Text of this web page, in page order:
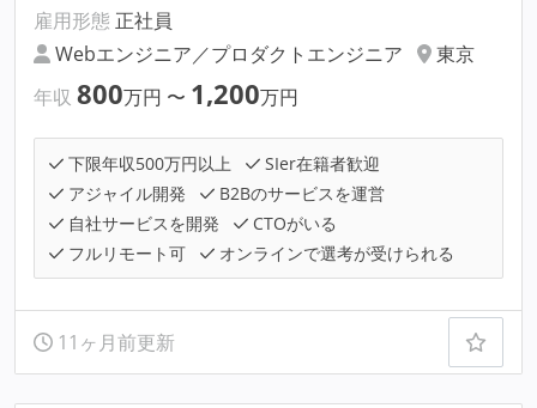
雇用形態 正社員
Webエンジニア／プロダクトエンジニア
東京
年収 800万円 〜 1,200万円
下限年収500万円以上
SIer在籍者歓迎
アジャイル開発
B2Bのサービスを運営
自社サービスを開発
CTOがいる
フルリモート可
オンラインで選考が受けられる
11ヶ月前更新